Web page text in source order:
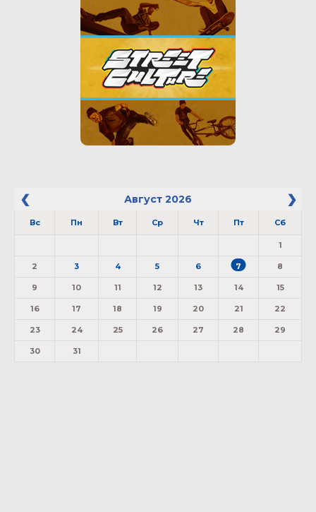
Август 2026
Вс Пн Вт Ср Чт Пт Сб
1
2 3 4 5 6 7 8
9 10 11 12 13 14 15
16 17 18 19 20 21 22
23 24 25 26 27 28 29
30 31